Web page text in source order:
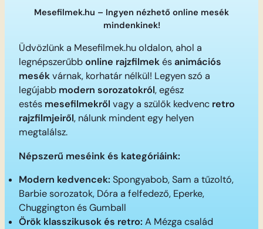
Mesefilmek.hu – Ingyen nézhető online mesék
mindenkinek!
Üdvözlünk a Mesefilmek.hu oldalon, ahol a
legnépszerűbbonline rajzfilmekésanimációs
mesékvárnak, korhatár nélkül! Legyen szó a
legújabb modern sorozatokról, egész
estés mesefilmekről vagy a szülők kedvenc retro
rajzfilmjeiről, nálunk mindent egy helyen
megtalálsz.
Népszerű meséink és kategóriáink:
Modern kedvencek: Spongyabob, Sam a tűzoltó,
Barbie sorozatok, Dóra a felfedező, Eperke,
Chuggington és Gumball
Örök klasszikusok és retro: A Mézga család